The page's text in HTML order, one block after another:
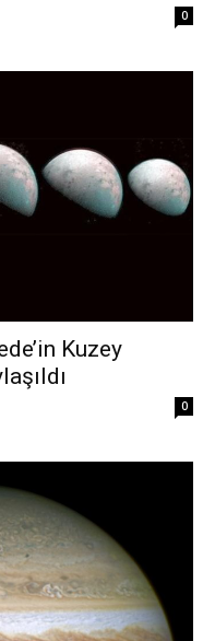
0
Kuzey
0